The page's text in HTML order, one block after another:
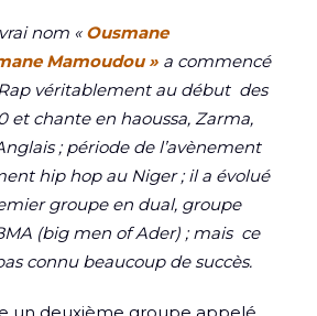
nom « Ousmane
Mamoudou » a commencé
véritablement au début des
et chante en haoussa, Zarma,
; période de l’avènement
hip hop au Niger ; il a évolué
groupe en dual, groupe
(big men of Ader) ; mais ce
connu beaucoup de succès.